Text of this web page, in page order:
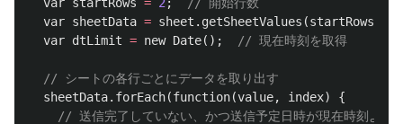
var sheetData = sheet . getSheetValues (startRows
var dtLimit = new Date(); // 現在時刻を取得
// シートの各行ごとにデータを取り出す
sheetData. forEach(function(value, index)
{
// 送信完了していない、かつ送信予定日時が現在時刻より